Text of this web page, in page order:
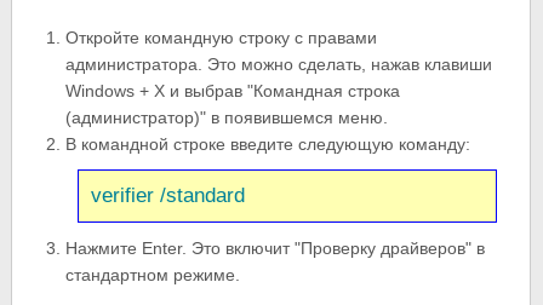
Откройте командную строку с правами
администратора. Это можно сделать, нажав клавиши
Windows + X и выбрав "Командная строка
(администратор)" в появившемся меню.
В командной строке введите следующую команду:
verifier /standard
Нажмите Enter. Это включит "Проверку драйверов" в
стандартном режиме.